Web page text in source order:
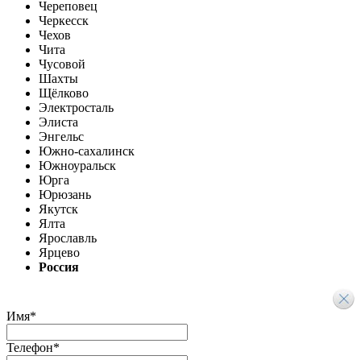
Череповец
Черкесск
Чехов
Чита
Чусовой
Шахты
Щёлково
Электросталь
Элиста
Энгельс
Южно-сахалинск
Южноуральск
Юрга
Юрюзань
Якутск
Ялта
Ярославль
Ярцево
Россия
Имя*
Телефон*